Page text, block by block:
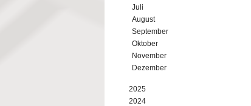
Juli
August
September
Oktober
November
Dezember
2025
2024